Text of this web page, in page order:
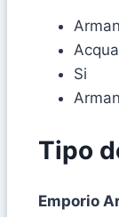
Si
Tipo
Emporio